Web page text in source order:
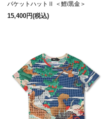
バケットハットⅡ ＜鯉/黒金＞
15,400円(税込)